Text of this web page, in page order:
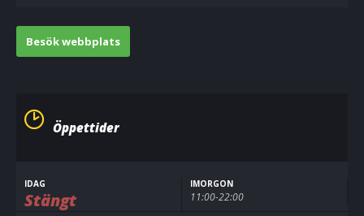
Besök webbplats
Öppettider
IDAG
Stängt
IMORGON
11:00-22:00